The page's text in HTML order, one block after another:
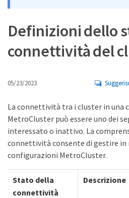
Definizioni dello
connettività del
05/23/2023
La connettività tra i cluster in una
MetroCluster può essere uno dei
interessato o inattivo. La
connettività consente di gestire in
configurazioni MetroCluster.
Stato della
connettività
Descrizione